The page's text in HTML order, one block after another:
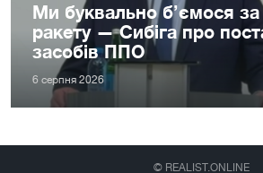
Ми буквально б’ємося
ракету — Сибіга про
засобів ППО
6 серпня 2026
© REALIST.ONLINE